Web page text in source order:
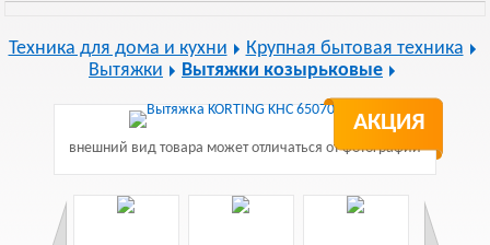
Техника для дома и кухни
Крупная бытовая техника
Вытяжки
Вытяжки козырьковые
АКЦИЯ
внешний вид товара может отличаться от фотографии